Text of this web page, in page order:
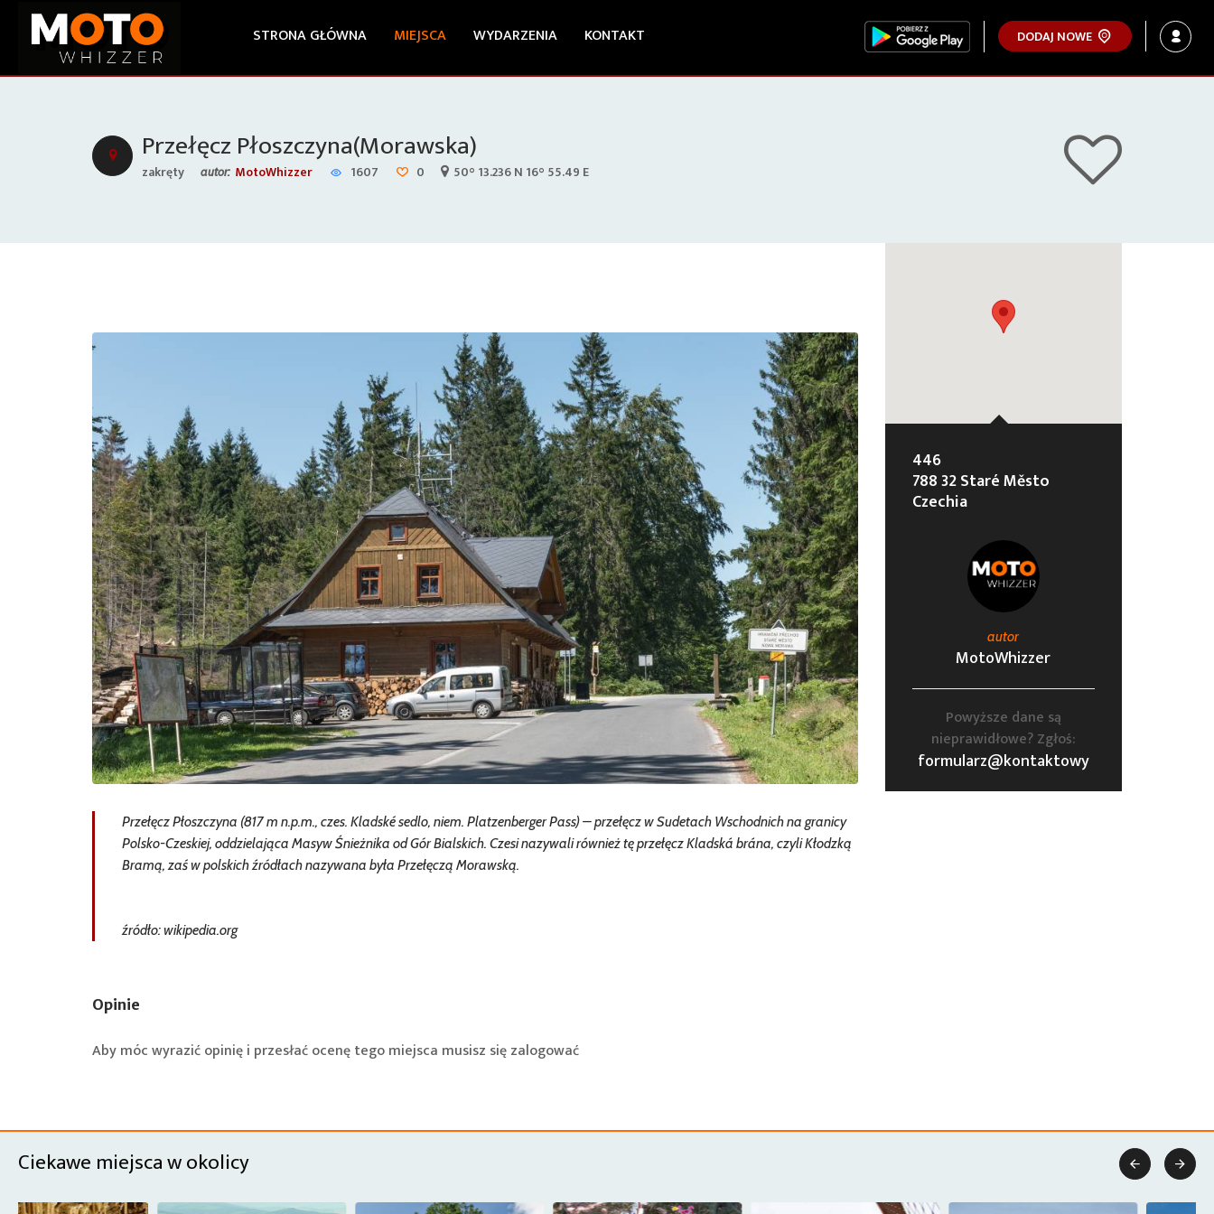
STRONA GŁÓWNA MIEJSCA WYDARZENIA KONTAKT DODAJ NOWE
Przełęcz Płoszczyna(Morawska)
zakręty autor: MotoWhizzer 1607 0 50° 13.236 N 16° 55.49 E
Przełęcz Płoszczyna (817 m n.p.m., czes. Kladské sedlo, niem. Platzenberger Pass) – przełęcz w Sudetach Wschodnich na granicy
Polsko-Czeskiej, oddzielająca Masyw Śnieżnika od Gór Bialskich. Czesi nazywali również tę przełęcz Kladská brána, czyli Kłodzką
Bramą, zaś w polskich źródłach nazywana była Przełęczą Morawską.
źródło: wikipedia.org
Opinie
Aby móc wyrazić opinię i przesłać ocenę tego miejsca musisz sięzalogować
446
788 32 Staré Město
Czechia
autor
MotoWhizzer
Powyższe dane są
nieprawidłowe? Zgłoś:
formularz@kontaktowy
Ciekawe miejsca w okolicy  